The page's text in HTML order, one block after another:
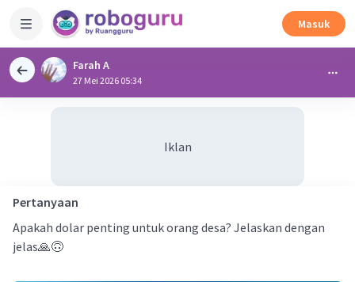
Masuk
Farah A
27 Mei 2026 05:34
Iklan
Pertanyaan
Apakah dolar penting untuk orang desa? Jelaskan dengan
jelas🙏🙃